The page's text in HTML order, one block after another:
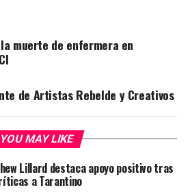
muerte de enfermera en
de Artistas Rebelde y Creativos
YOU MAY LIKE
Lillard destaca apoyo positivo tras
a Tarantino